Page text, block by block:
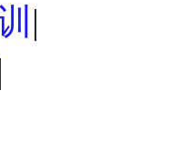
|
|